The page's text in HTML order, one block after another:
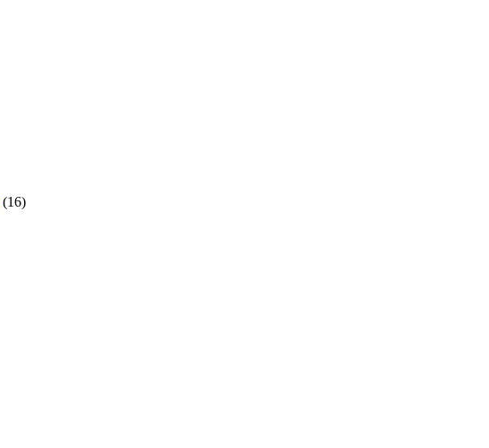
(16)